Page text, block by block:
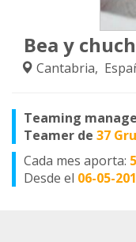
Bea y
Cantabria,
Teaming
Teamer de 37
Cada mes aporta:
Desde el 06-05-